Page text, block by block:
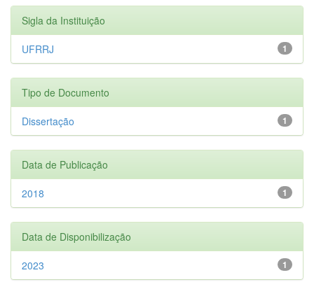
Sigla da Instituição
1
UFRRJ
Tipo de Documento
1
Dissertação
Data de Publicação
1
2018
Data de Disponibilização
1
2023